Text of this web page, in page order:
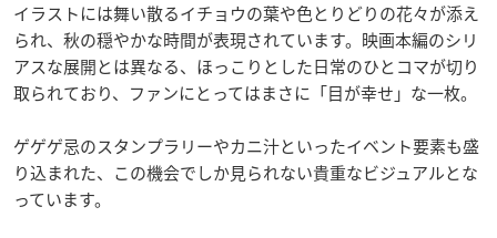
イラストには舞い散るイチョウの葉や色とりどりの花々が添え
られ、秋の穏やかな時間が表現されています。映画本編のシリ
アスな展開とは異なる、ほっこりとした日常のひとコマが切り
取られており、ファンにとってはまさに「目が幸せ」な一枚。
ゲゲゲ忌のスタンプラリーやカニ汁といったイベント要素も盛
り込まれた、この機会でしか見られない貴重なビジュアルとな
っています。